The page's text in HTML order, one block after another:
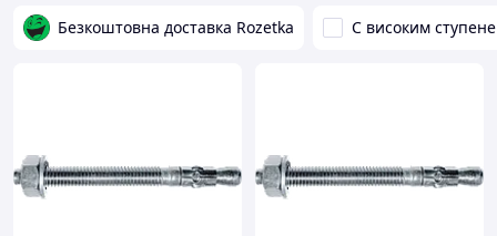
Безкоштовна доставка Rozetka C високим